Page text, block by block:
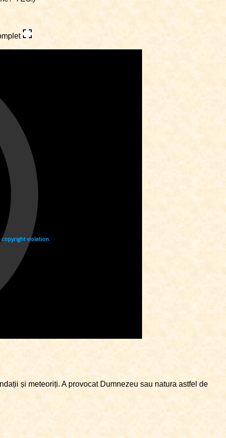
și meteoriți. A provocat Dumnezeu sau natura astfel de